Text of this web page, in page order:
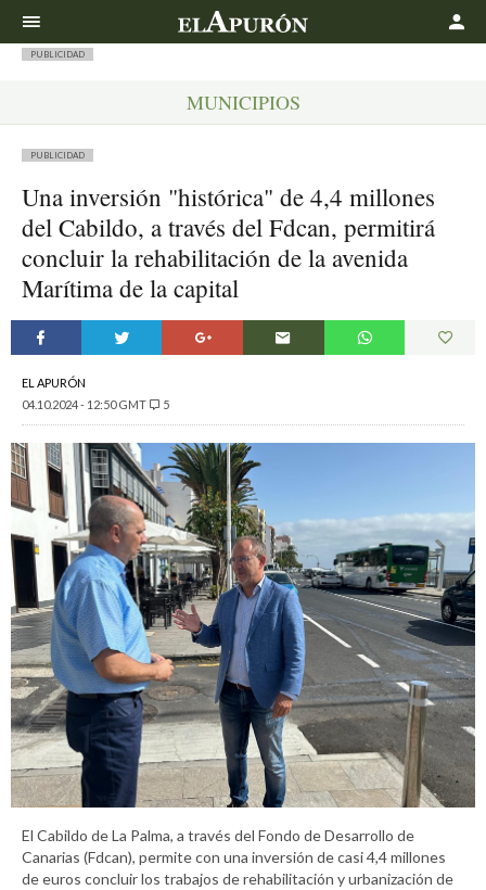
PUBLICIDAD
MUNICIPIOS
PUBLICIDAD
Una inversión "histórica" de 4,4 millones
del Cabildo, a través del Fdcan, permitirá
concluir la rehabilitación de la avenida
Marítima de la capital
EL APURÓN
04.10.2024 - 12:50 GMT
5
El Cabildo de La Palma, a través del Fondo de Desarrollo de
Canarias (Fdcan), permite con una inversión de casi 4,4 millones
de euros concluir los trabajos de rehabilitación y urbanización de